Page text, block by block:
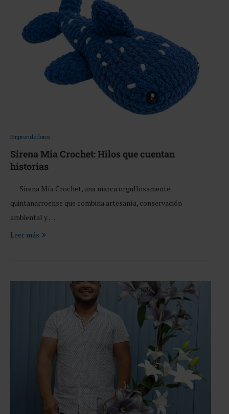
Emprendedores
Sirena Mia Crochet: Hilos que cuentan
historias
Sirena Mía Crochet, una marca orgullosamente
quintanarroense que combina artesanía, conservación
ambiental y …
Leer más